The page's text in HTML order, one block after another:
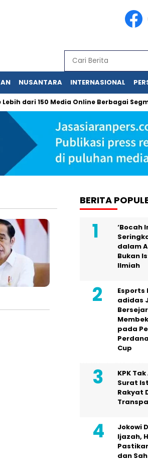
NUSANTARA INTERNASIONAL
dari 150 Media Online Berbagai
BERITA
‘Bocah
dalam
Bukan
Ilmiah
Esports
adidas
pada
Cup
KPK
Surat
Rakyat
Jokowi
Ijazah,
dan